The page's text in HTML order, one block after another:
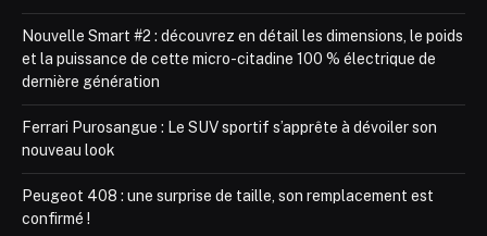
Nouvelle Smart #2 : découvrez en détail les dimensions, le poids
et la puissance de cette micro-citadine 100 % électrique de
dernière génération
Ferrari Purosangue : Le SUV sportif s’apprête à dévoiler son
nouveau look
Peugeot 408 : une surprise de taille, son remplacement est
confirmé !